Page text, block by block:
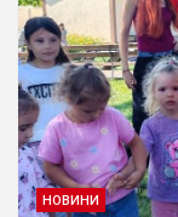
НОВИНИ